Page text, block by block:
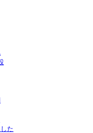
た